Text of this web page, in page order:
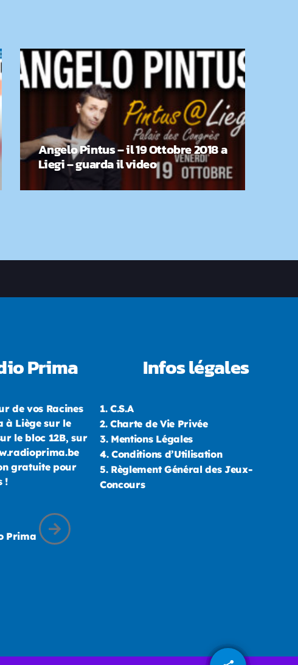
Angelo Pintus – il 19 Ottobre 2018 a
Liegi – guarda il video
Prima
de vos Racines
à Liège sur le
le bloc 12B, sur
gratuite pour
!
Prima
Infos légales
1. C.S.A
2. Charte de Vie Privée
3. Mentions Légales
4. Conditions d’Utilisation
5. Règlement Général des Jeux-
Concours